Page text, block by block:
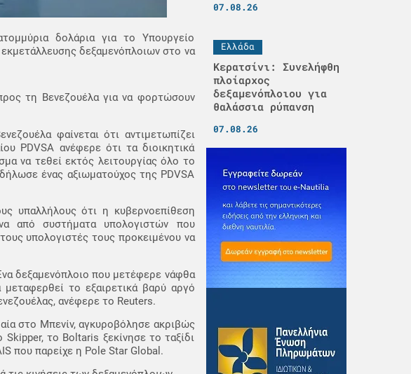
δολάρια για το Υπουργείο
δεξαμενόπλοιων στο να
τη Βενεζουέλα για να φορτώσουν
φαίνεται ότι αντιμετωπίζει
PDVSA ανέφερε ότι τα διοικητικά
να τεθεί εκτός λειτουργίας όλο το
ένας αξιωματούχος της PDVSA
υπαλλήλους ότι η κυβερνοεπίθεση
από συστήματα υπολογιστών που
υπολογιστές τους προκειμένου να
δεξαμενόπλοιο που μετέφερε νάφθα
το εξαιρετικά βαρύ αργό
ανέφερε το Reuters.
στο Μπενίν, αγκυροβόλησε ακριβώς
το Boltaris ξεκίνησε το ταξίδι
που παρείχε η Pole Star Global.
07.08.26
Ελλάδα
Κερατσίνι: Συνελήφθη
πλοίαρχος
δεξαμενόπλοιου για
θαλάσσια ρύπανση
07.08.26